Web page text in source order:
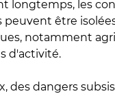
longtemps, les
peuvent être
notamment
d'activité.
des dangers